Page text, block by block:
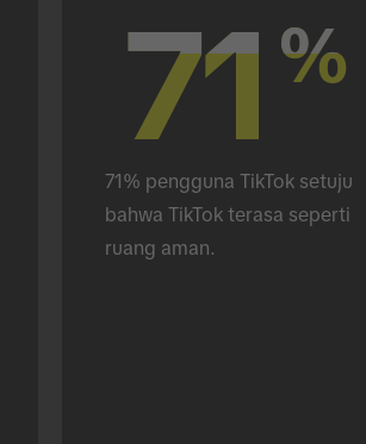
71 %
71 %
71% pengguna TikTok setuju
bahwa TikTok terasa seperti
ruang aman.